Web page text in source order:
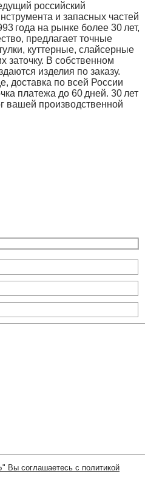
российский
и запасных частей
года на рынке более 30 лет,
предлагает точные
куттерные, слайсерные
заточку. В собственном
изделия по заказу.
доставка по всей России
платежа до 60 дней. 30 лет
вашей производственной
соглашаетесь с политикой